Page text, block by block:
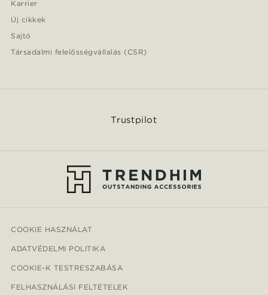
Karrier
Új cikkek
Sajtó
Társadalmi felelősségvállalás (CSR)
Trustpilot
COOKIE HASZNÁLAT
ADATVÉDELMI POLITIKA
COOKIE-K TESTRESZABÁSA
FELHASZNÁLÁSI FELTÉTELEK